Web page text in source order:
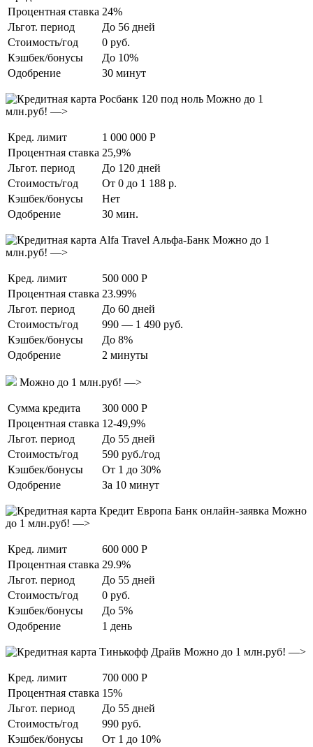
Процентная ставка 24%
Льгот. период
До 56 дней
Стоимость/год
0 руб.
Кэшбек/бонусы
До 10%
Одобрение
30 минут
Можно до 1
млн.руб! —>
Кред. лимит
1 000 000 Р
Процентная ставка 25,9%
Льгот. период
До 120 дней
Стоимость/год
От 0 до 1 188 р.
Кэшбек/бонусы
Нет
Одобрение
30 мин.
Можно до 1
млн.руб! —>
Кред. лимит
500 000 Р
Процентная ставка 23.99%
Льгот. период
До 60 дней
Стоимость/год
990 — 1 490 руб.
Кэшбек/бонусы
До 8%
Одобрение
2 минуты
Можно до 1 млн.руб! —>
Сумма кредита
300 000 Р
Процентная ставка 12-49,9%
Льгот. период
До 55 дней
Стоимость/год
590 руб./год
Кэшбек/бонусы
От 1 до 30%
Одобрение
За 10 минут
Можно
до 1 млн.руб! —>
Кред. лимит
600 000 Р
Процентная ставка 29.9%
Льгот. период
До 55 дней
Стоимость/год
0 руб.
Кэшбек/бонусы
До 5%
Одобрение
1 день
Можно до 1 млн.руб! —>
Кред. лимит
700 000 Р
Процентная ставка 15%
Льгот. период
До 55 дней
Стоимость/год
990 руб.
Кэшбек/бонусы
От 1 до 10%